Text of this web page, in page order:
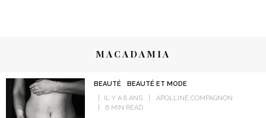
MACADAMIA
BEAUTÉ
BEAUTÉ ET MODE
IL Y A 8 ANS
APOLLINE COMPAGNON
6 MIN READ